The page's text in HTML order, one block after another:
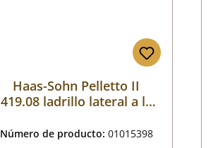
Haas-Sohn Pelletto II
419.08 ladrillo lateral a la
Número de producto: 01015398